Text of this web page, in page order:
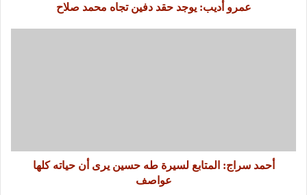
عمرو أديب: يوجد حقد دفين تجاه محمد صلاح
أحمد سراج: المتابع لسيرة طه حسين يرى أن حياته كلها
عواصف